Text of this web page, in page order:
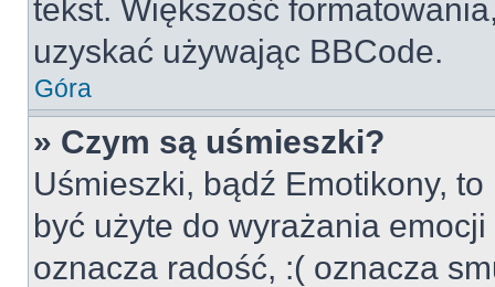
tekst. Większość
uzyskać używając BBCode.
Góra
» Czym są uśmieszki?
Uśmieszki, bądź Emotikony,
być użyte do wyrażania
oznacza radość, :( oznacza